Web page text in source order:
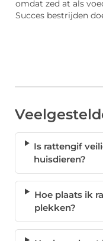
omdat zed at als
Succes bestrijden
Is rattengif
huisdieren?
Hoe plaats ik
plekken?